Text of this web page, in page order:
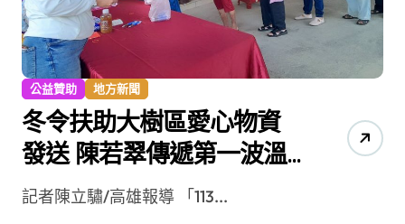
公益贊助 地方新聞
冬令扶助大樹區愛心物資
發送 陳若翠傳遞第一波溫
暖記者陳立驌/高雄報導 「113...